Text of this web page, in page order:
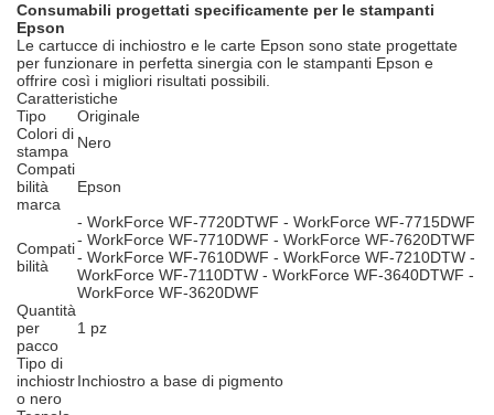
Consumabili progettati specificamente per le stampanti
Epson
Le cartucce di inchiostro e le carte Epson sono state progettate
per funzionare in perfetta sinergia con le stampanti Epson e
offrire così i migliori risultati possibili.
Caratteristiche
Tipo
Originale
Colori di
stampa
Nero
Compati
bilità
marca
Epson
Compati
bilità
- WorkForce WF-7720DTWF - WorkForce WF-7715DWF
- WorkForce WF-7710DWF - WorkForce WF-7620DTWF
- WorkForce WF-7610DWF - WorkForce WF-7210DTW -
WorkForce WF-7110DTW - WorkForce WF-3640DTWF -
WorkForce WF-3620DWF
Quantità
per
pacco
1 pz
Tipo di
inchiostr
o nero
Inchiostro a base di pigmento